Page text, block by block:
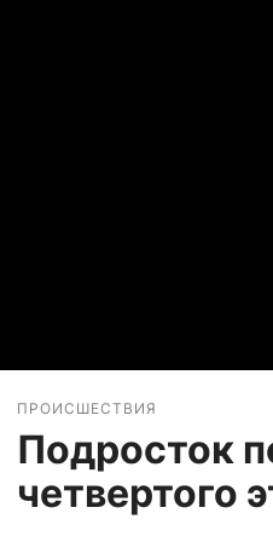
ПРОИСШЕСТВИЯ
Подросток
четвертого